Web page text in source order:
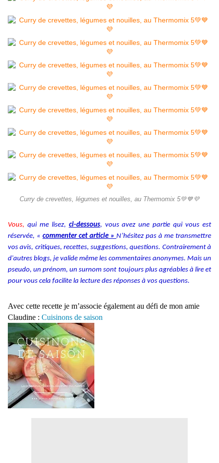
Curry de crevettes, légumes et nouilles, au Thermomix 5💚💙💜
Vous, qui me lisez, ci-dessous, vous avez une partie qui vous est
réservée, « commenter cet article » N’hésitez pas à me transmettre
vos avis, critiques, recettes, suggestions, questions. Contrairement à
d'autres blogs, je valide même les commentaires anonymes. Mais un
pseudo, un prénom, un surnom sont toujours plus agréables à lire et
pour vous cela facilite la lecture des réponses à vos questions.
Avec cette recette je m’associe également au défi de mon amie
Claudine : Cuisinons de saison